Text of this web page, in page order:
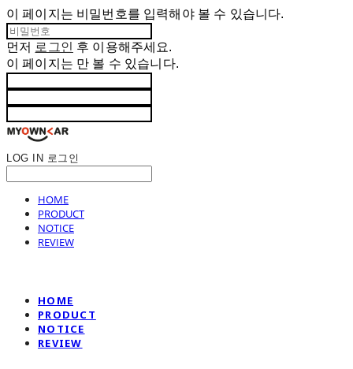
이 페이지는 비밀번호를 입력해야 볼 수 있습니다.
먼저 로그인 후 이용해주세요.
이 페이지는 만 볼 수 있습니다.
LOG IN 로그인
HOME
PRODUCT
NOTICE
REVIEW
HOME
PRODUCT
NOTICE
REVIEW